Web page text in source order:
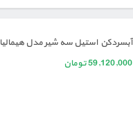
آبسردکن استیل سه شیر مدل هیمالیا
59,120,000تومان